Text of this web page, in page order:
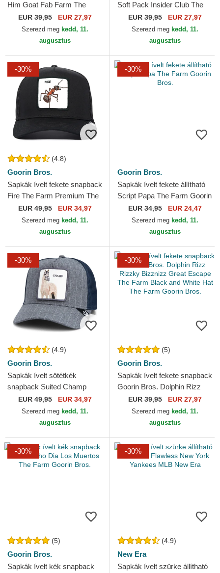
Him Goat Fab Farm The
Farm Goorin Bros.
EUR39,95 EUR 27,97
Szerezd meg kedd, 11.
augusztus
Soft Pack Insider Club The
Farm Goorin Bros.
EUR 39,95 EUR 27,97
Szerezd meg kedd, 11.
augusztus
-30%
(4.8)
Goorin Bros.
Sapkák ívelt fekete snapback
Fire The Farm Premium The
Farm Goorin Bros.
EUR49,95 EUR 34,97
Szerezd meg kedd, 11.
augusztus
-30%
Goorin Bros.
Sapkák ívelt fekete állítható
Script Papa The Farm Goorin
Bros.EUR 34,95 EUR 24,47
Szerezd meg kedd, 11.
augusztus
-30%
(4.9)
Goorin Bros.
Sapkák ívelt sötétkék
snapback Suited Champ
Business Professional The
Farm Goorin Bros.
EUR49,95 EUR 34,97
Szerezd meg kedd, 11.
augusztus
-30%
(5)
Goorin Bros.
Sapkák ívelt fekete snapback
Goorin Bros. Dolphin Rizz
Rizzky Bizznizz Great
Escape The Farm...
EUR 39,95 EUR 27,97
Szerezd meg kedd, 11.
augusztus
-30%
(5)
Goorin Bros.
Sapkák ívelt kék snapback
-30%
(4.9)
New Era
Sapkák ívelt szürke állítható